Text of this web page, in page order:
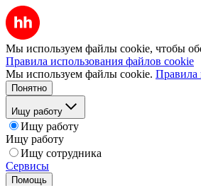
Мы используем файлы cookie, чтобы
Правила использования файлов cookie
Мы используем файлы cookie. Правила
Понятно
Ищу работу
Ищу работу
Ищу работу
Ищу сотрудника
Сервисы
Помощь